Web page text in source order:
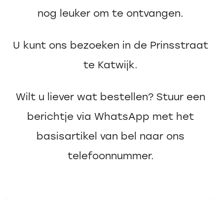
nog leuker om te ontvangen.
U kunt ons bezoeken in de Prinsstraat
te Katwijk.
Wilt u liever wat bestellen? Stuur een
berichtje via WhatsApp met het
basisartikel van bel naar ons
telefoonnummer.